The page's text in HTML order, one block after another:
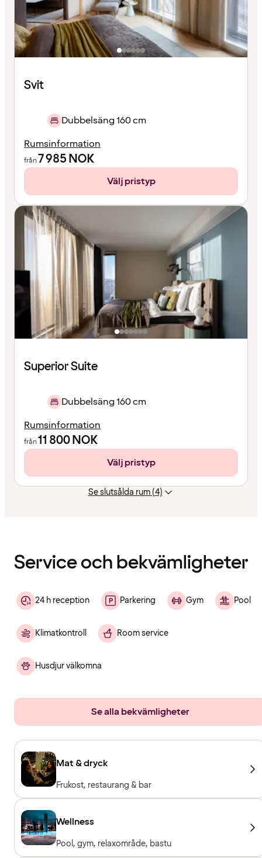
Svit
Dubbelsäng 160 cm
Rumsinformation
från7 985NOK
Välj pristyp
Superior Suite
Dubbelsäng 160 cm
Rumsinformation
från11 800NOK
Välj pristyp
Se slutsålda rum (4)
Service och bekvämligheter
24 h reception Parkering Gym Pool
Klimatkontroll Room service
Husdjur välkomna
Se alla bekvämligheter
Mat & dryck
Frukost, restaurang & bar
Wellness
Pool, gym, relaxområde, bastu